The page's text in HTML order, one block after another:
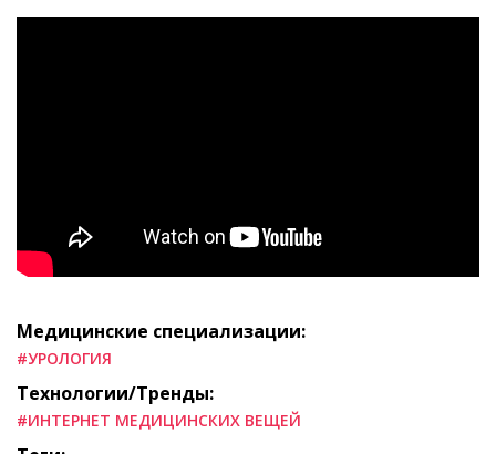
Медицинские специализации:
#УРОЛОГИЯ
Технологии/Тренды:
#ИНТЕРНЕТ МЕДИЦИНСКИХ ВЕЩЕЙ